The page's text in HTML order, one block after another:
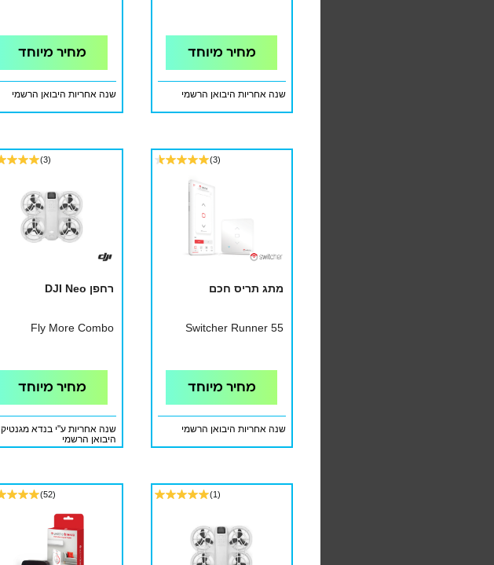
מחיר מיוחד
שנה אחריות היבואן הרשמי
מחיר מיוחד
שנה אחריות היבואן הרשמי
(3)
מתג תריס חכם
Switcher Runner 55
מחיר מיוחד
שנה אחריות היבואן הרשמי
(3)
רחפן DJI Neo
Fly More Combo
מחיר מיוחד
שנה אחריות ע"י בנדא מגנטיק
היבואן הרשמי
(1)
(52)